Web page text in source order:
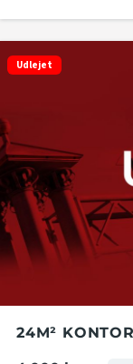
Udlejet
24M²